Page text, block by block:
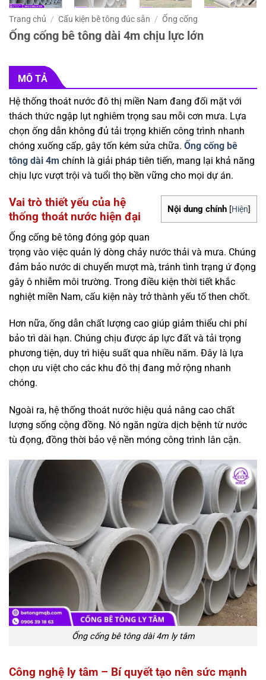
Trang chủ / Cấu kiện bê tông đúc sẵn / Ống cống
Ống cống bê tông dài 4m chịu lực lớn
MÔ TẢ
Hệ thống thoát nước đô thị miền Nam đang đối mặt với
thách thức ngập lụt nghiêm trọng sau mỗi cơn mưa. Lựa
chọn ống dẫn không đủ tải trọng khiến công trình nhanh
chóng xuống cấp, gây tốn kém sửa chữa. Ống cống bê
tông dài 4m chính là giải pháp tiên tiến, mang lại khả năng
chịu lực vượt trội và tuổi thọ bền vững cho mọi dự án.
Nội dung chính [Hiện]
Vai trò thiết yếu của hệ
thống thoát nước hiện đại
Ống cống bê tông đóng góp quan
trọng vào việc quản lý dòng chảy nước thải và mưa. Chúng
đảm bảo nước di chuyển mượt mà, tránh tình trạng ứ đọng
gây ô nhiễm môi trường. Trong điều kiện thời tiết khắc
nghiệt miền Nam, cấu kiện này trở thành yếu tố then chốt.
Hơn nữa, ống dẫn chất lượng cao giúp giảm thiểu chi phí
bảo trì dài hạn. Chúng chịu được áp lực đất và tải trọng
phương tiện, duy trì hiệu suất qua nhiều năm. Đây là lựa
chọn ưu việt cho các khu đô thị đang mở rộng nhanh
chóng.
Ngoài ra, hệ thống thoát nước hiệu quả nâng cao chất
lượng sống cộng đồng. Nó ngăn ngừa dịch bệnh từ nước
tù đọng, đồng thời bảo vệ nền móng công trình lân cận.
Ống cống bê tông dài 4m ly tâm
Công nghệ ly tâm – Bí quyết tạo nên sức mạnh